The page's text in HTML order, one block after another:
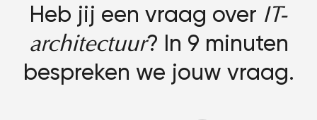
Heb jij een vraag over IT-
architectuur? In 9 minuten
bespreken we jouw vraag.